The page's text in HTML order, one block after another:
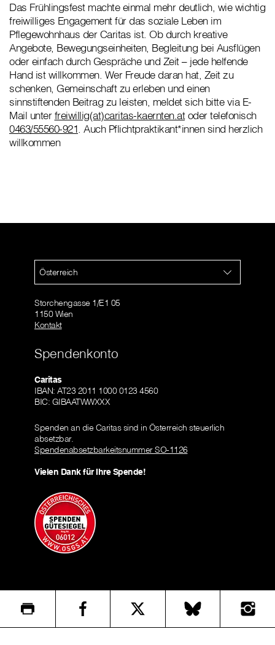
Das Frühlingsfest machte einmal mehr deutlich, wie wichtig
freiwilliges Engagement für das soziale Leben im
Pflegewohnhaus der Caritas ist. Ob durch kreative
Angebote, Bewegungseinheiten, Begleitung bei Ausflügen
oder einfach durch Gespräche und Zeit – jede helfende
Hand ist willkommen. Wer Freude daran hat, Zeit zu
schenken, Gemeinschaft zu erleben und einen
sinnstiftenden Beitrag zu leisten, meldet sich bitte via E-
Mail unterfreiwillig(at)caritas-kaernten.atoder telefonisch
0463/55560-921. Auch Pflichtpraktikant*innen sind herzlich
willkommen
Österreich
Storchengasse 1/E1 05
1150 Wien
Kontakt
Spendenkonto
Caritas
IBAN: AT23 2011 1000 0123 4560
BIC: GIBAATWWXXX
Spenden an die Caritas sind in Österreich steuerlich
absetzbar.
Spendenabsetzbarkeitsnummer SO-1126
Vielen Dank für Ihre Spende!